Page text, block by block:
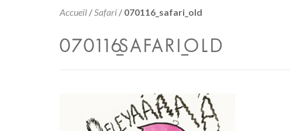
Accueil /Safari / 070116_safari_old
070116_SAFARI_OLD